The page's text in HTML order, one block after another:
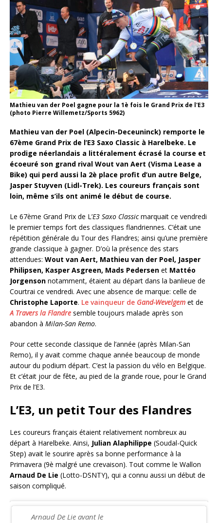
Mathieu van der Poel gagne pour la 1è fois le Grand Prix de l'E3
(photo Pierre Willemetz/Sports 5962)
Mathieu van der Poel (Alpecin-Deceuninck) remporte le
67ème Grand Prix de l’E3 Saxo Classic à Harelbeke. Le
prodige néerlandais a littéralement écrasé la course et
écoeuré son grand rival Wout van Aert (Visma Lease a
Bike) qui perd aussi la 2è place profit d’un autre Belge,
Jasper Stuyven (Lidl-Trek). Les coureurs français sont
loin, même s’ils ont animé le début de course.
Le 67ème Grand Prix de L’E3 Saxo Classicmarquait ce vendredi
le premier temps fort des classiques flandriennes. C’était une
répétition générale du Tour des Flandres; ainsi qu’une première
grande classique à gagner. D’où la présence des stars
attendues: Wout van Aert, Mathieu van der Poel, Jasper
Philipsen, Kasper Asgreen, Mads Pedersen et Mattéo
Jorgenson notamment, étaient au départ dans la banlieue de
Courtrai ce vendredi. Avec une absence de marque: celle de
Christophe Laporte. Le vainqueur de Gand-Wevelgem et de
A Travers la Flandre semble toujours malade après son
abandon à Milan-San Remo.
Pour cette seconde classique de l’année (après Milan-San
Remo), il y avait comme chaque année beaucoup de monde
autour du podium départ. C’est la passion du vélo en Belgique.
Et c’était jour de fête, au pied de la grande roue, pour le Grand
Prix de l’E3.
L’E3, un petit Tour des Flandres
Les coureurs français étaient relativement nombreux au
départ à Harelbeke. Ainsi, Julian Alaphilippe (Soudal-Quick
Step) avait le sourire après sa bonne performance à la
Primavera (9è malgré une crevaison). Tout comme le Wallon
Arnaud De Lie (Lotto-DSNTY), qui a connu aussi un début de
saison compliqué.
Arnaud De Lie avant le